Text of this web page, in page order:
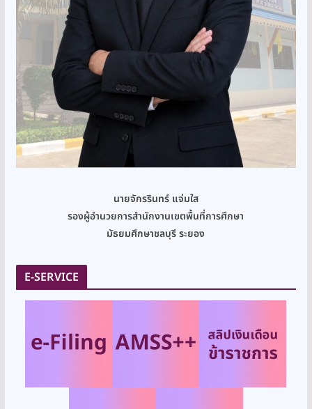
นายจักรรินทร์ แจ่มใส
รองผู้อำนวยการสำนักงานเขตพื้นที่การศึกษา
มัธยมศึกษาชลบุรี ระยอง
E-SERVICE